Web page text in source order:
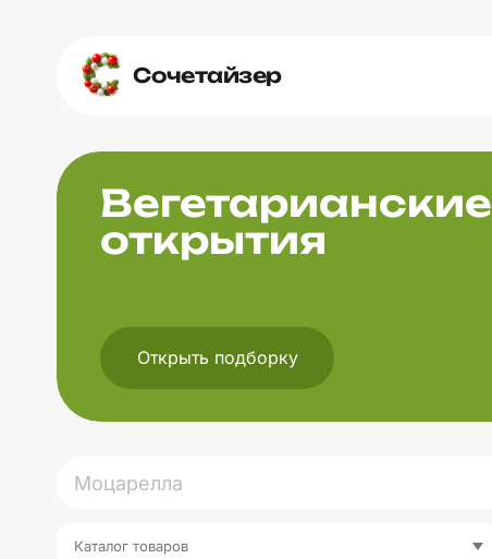
Сочетайзер
Вегетарианские
открытия
Открыть подборку
Каталог товаров